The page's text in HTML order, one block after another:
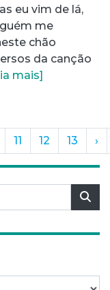
eu vim de lá,
me
chão
da canção
mais]
11 12 13 ›